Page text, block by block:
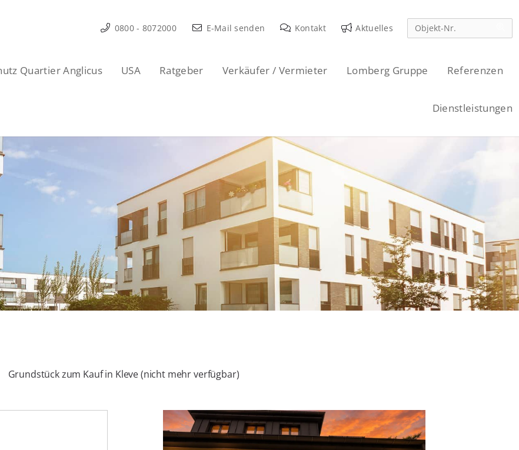
0800 - 8072000 E-Mail senden Kontakt Aktuelles
Quartier Anglicus USA Ratgeber Verkäufer / Vermieter Lomberg Gruppe Referenzen
Dienstleistungen
Grundstück zum Kauf in Kleve (nicht mehr verfügbar)